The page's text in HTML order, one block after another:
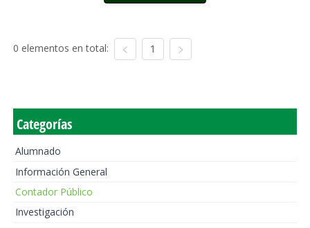
0 elementos en total: 1
Categorías
Alumnado
Información General
Contador Público
Investigación